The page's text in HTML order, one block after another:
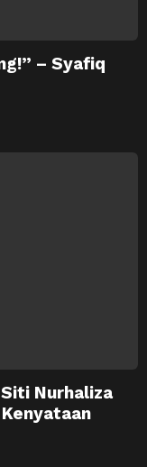
– Syafiq
Nurhaliza